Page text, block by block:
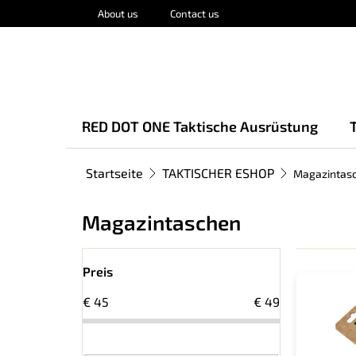
Inhalt
About us Contact us
RED DOT ONE Taktische Ausrüstung
Startseite TAKTISCHER ESHOP
Magazintaschen
e
t
e
Preis
€ 45 € 49